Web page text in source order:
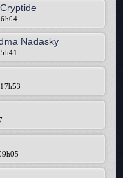
Nadasky